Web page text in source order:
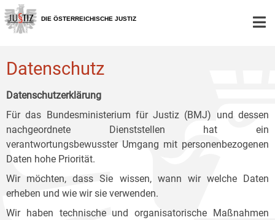
Zur
Hauptnavigation
[1]
Zum
Inhalt
[2]
Zum
Untermenü
[3]
DIE ÖSTERREICHISCHE JUSTIZ
Datenschutz
Datenschutzerklärung
Für das Bundesministerium für Justiz (BMJ) und dessen
nachgeordnete Dienststellen hat ein
verantwortungsbewusster Umgang mit personenbezogenen
Daten hohe Priorität.
Wir möchten, dass Sie wissen, wann wir welche Daten
erheben und wie wir sie verwenden.
Wir haben technische und organisatorische Maßnahmen